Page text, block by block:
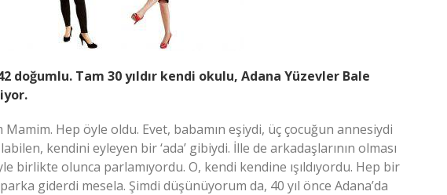
doğumlu. Tam 30 yıldır kendi okulu, Adana Yüzevler Bale
Hep öyle oldu. Evet, babamın eşiydi, üç çocuğun annesiydi
kendini eyleyen bir ‘ada’ gibiydi. İlle de arkadaşlarının olması
birlikte olunca parlamıyordu. O, kendi kendine ışıldıyordu. Hep bir
parka giderdi mesela. Şimdi düşünüyorum da, 40 yıl önce Adana’da